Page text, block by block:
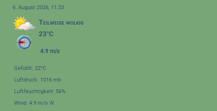
6. August 2026, 11:33
Teilweise wolkig
23°C
4.9 m/s
Gefühlt: 22°C
Luftdruck: 1016 mb
Luftfeuchtigkeit: 56%
Wind: 4.9 m/s W